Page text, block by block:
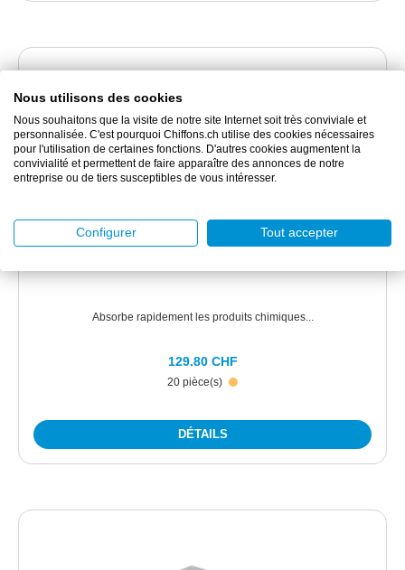
Absorbe rapidement les produits chimiques...
20 pièce(s)
129.80 CHF
DÉTAILS
Nous utilisons des cookies
Nous souhaitons que la visite de notre site Internet soit très conviviale et
personnalisée. C'est pourquoi Chiffons.ch utilise des cookies nécessaires
pour l'utilisation de certaines fonctions. D'autres cookies augmentent la
convivialité et permettent de faire apparaître des annonces de notre
entreprise ou de tiers susceptibles de vous intéresser.
Configurer Tout accepter